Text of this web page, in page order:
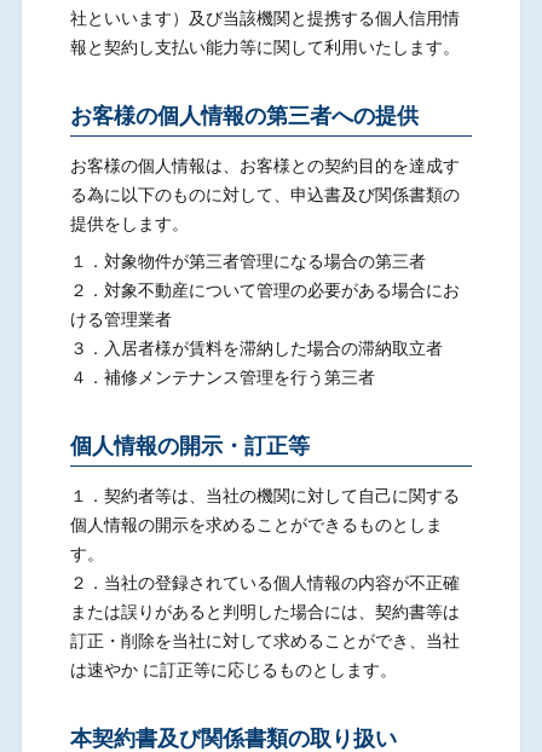
社といいます）及び当該機関と提携する個人信用情
報と契約し支払い能力等に関して利用いたします。
お客様の個人情報の第三者への提供
お客様の個人情報は、お客様との契約目的を達成す
る為に以下のものに対して、申込書及び関係書類の
提供をします。
１．対象物件が第三者管理になる場合の第三者
２．対象不動産について管理の必要がある場合にお
ける管理業者
３．入居者様が賃料を滞納した場合の滞納取立者
４．補修メンテナンス管理を行う第三者
個人情報の開示・訂正等
１．契約者等は、当社の機関に対して自己に関する
個人情報の開示を求めることができるものとしま
す。
２．当社の登録されている個人情報の内容が不正確
または誤りがあると判明した場合には、契約書等は
訂正・削除を当社に対して求めることができ、当社
は速やか に訂正等に応じるものとします。
本契約書及び関係書類の取り扱い